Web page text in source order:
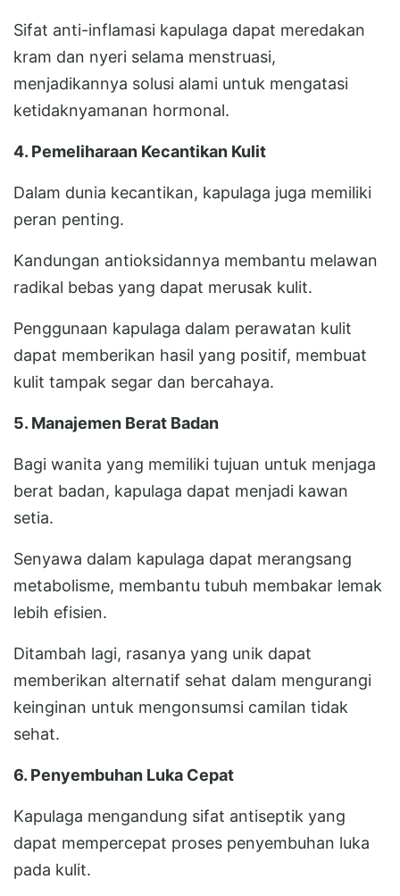
Sifat anti-inflamasi kapulaga dapat meredakan
kram dan nyeri selama menstruasi,
menjadikannya solusi alami untuk mengatasi
ketidaknyamanan hormonal.
4. Pemeliharaan Kecantikan Kulit
Dalam dunia kecantikan, kapulaga juga memiliki
peran penting.
Kandungan antioksidannya membantu melawan
radikal bebas yang dapat merusak kulit.
Penggunaan kapulaga dalam perawatan kulit
dapat memberikan hasil yang positif, membuat
kulit tampak segar dan bercahaya.
5. Manajemen Berat Badan
Bagi wanita yang memiliki tujuan untuk menjaga
berat badan, kapulaga dapat menjadi kawan
setia.
Senyawa dalam kapulaga dapat merangsang
metabolisme, membantu tubuh membakar lemak
lebih efisien.
Ditambah lagi, rasanya yang unik dapat
memberikan alternatif sehat dalam mengurangi
keinginan untuk mengonsumsi camilan tidak
sehat.
6. Penyembuhan Luka Cepat
Kapulaga mengandung sifat antiseptik yang
dapat mempercepat proses penyembuhan luka
pada kulit.